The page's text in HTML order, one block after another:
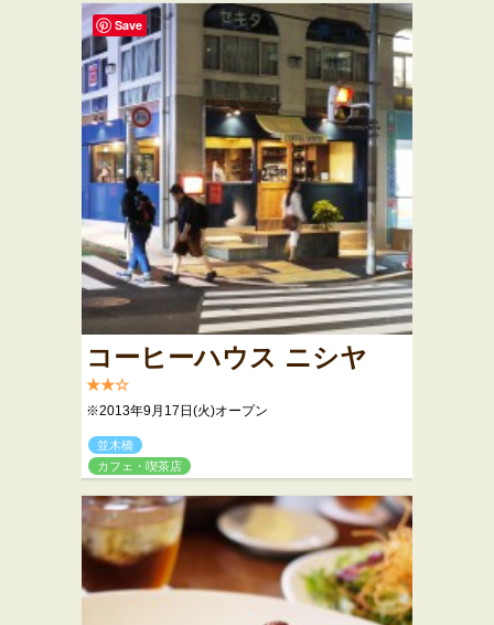
コーヒーハウス ニシヤ
★★☆
※2013年9月17日(火)オープン
並木橋
カフェ・喫茶店
Save